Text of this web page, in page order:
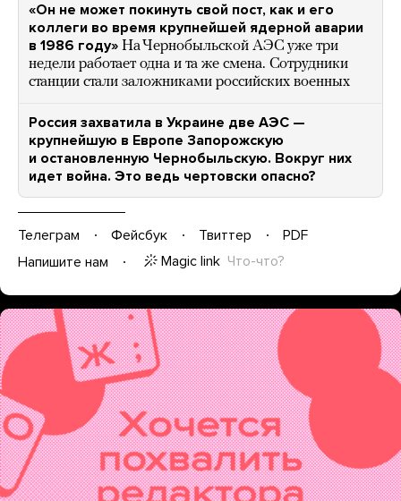
«Он не может покинуть свой пост, как и его
коллеги во время крупнейшей ядерной аварии
в 1986 году» На Чернобыльской АЭС уже три
недели работает одна и та же смена. Сотрудники
станции стали заложниками российских военных
Россия захватила в Украине две АЭС —
крупнейшую в Европе Запорожскую
и остановленную Чернобыльскую. Вокруг них
идет война. Это ведь чертовски опасно?
Телеграм Фейсбук Твиттер
PDF
Напишите нам
Magic link Что-что?